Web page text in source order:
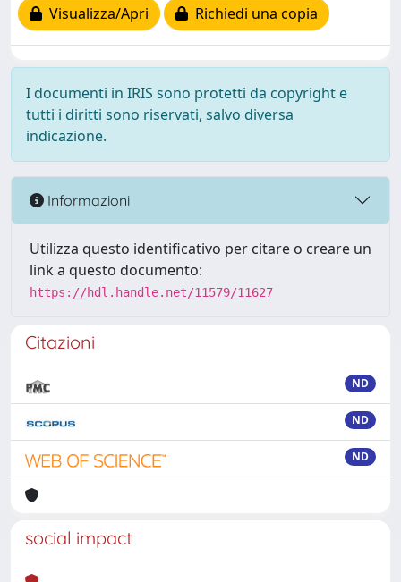
Visualizza/Apri
Richiedi una copia
I documenti in IRIS sono protetti da copyright e
tutti i diritti sono riservati, salvo diversa
indicazione.
Informazioni
Utilizza questo identificativo per citare o creare un
link a questo documento:
https://hdl.handle.net/11579/11627
Citazioni
ND
ND
ND
social impact